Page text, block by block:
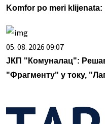
Komfor po meri
05. 08. 2026 09:07
ЈКП "Комуналац":
"Фрагменту" у току,